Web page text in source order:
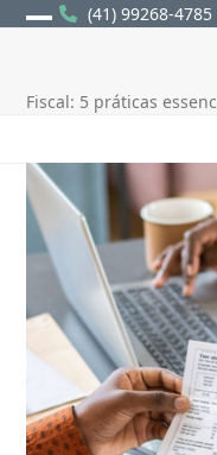
Skip
(41) 99268-4785
menu
menu
Fiscal: 5 práticas